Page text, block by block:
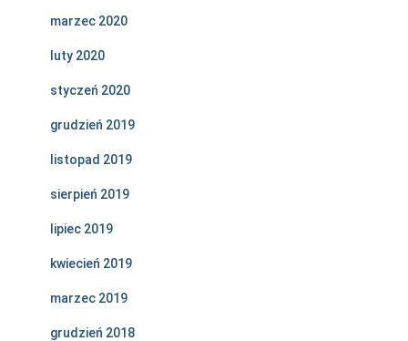
marzec 2020
luty 2020
styczeń 2020
grudzień 2019
listopad 2019
sierpień 2019
lipiec 2019
kwiecień 2019
marzec 2019
grudzień 2018